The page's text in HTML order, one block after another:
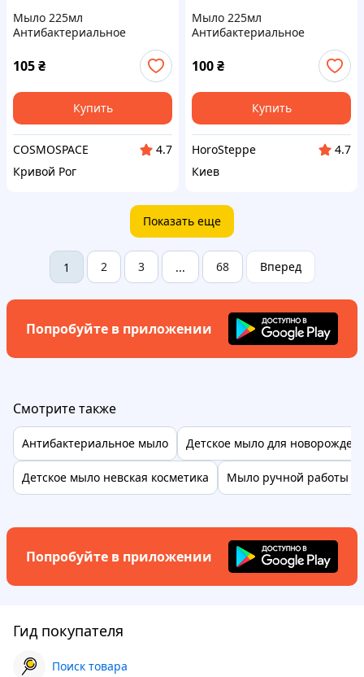
Мыло 225мл
Антибактериальное
Детское Тропическое ТМ
SAFEGUARD
105₴
Купить
COSMOSPACE
4.7
Кривой Рог
Мыло 225мл
Антибактериальное
Детское Тропическое ТМ
SAFEGUARD
100₴
Купить
HoroSteppe
4.7
Киев
Показать еще
1 2 3 ... 68 Вперед
Попробуйте в приложении
Смотрите также
Антибактериальное мыло Детское мыло для
Детское мыло невская косметика Мыло ручной работы
Попробуйте в приложении
Гид покупателя
Поиск товара